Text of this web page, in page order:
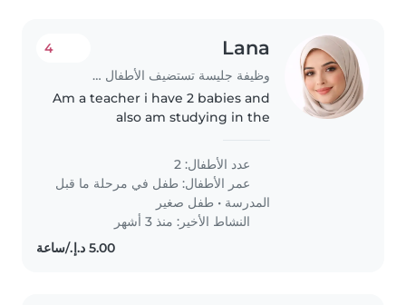
Lana
وظيفة جليسة تستضيف الأطفال في بيتها في عجمان
4
Am a teacher i have 2 babies and
also am studying in the
good and best lady that she can
play and teach my kids they are
2 the girl 3 years and the..
عدد الأطفال: 2
عمر الأطفال: طفل في مرحلة ما قبل
المدرسة • طفل صغير
النشاط الأخير: منذ 3 أشهر